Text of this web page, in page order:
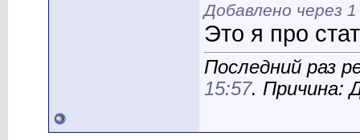
Добавлено через
Это я про
Последний раз
15:57. Причина: